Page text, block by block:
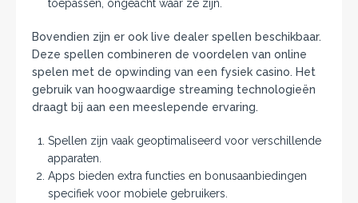
toepassen, ongeacht waar ze zijn.
Bovendien zijn er ook live dealer spellen beschikbaar.
Deze spellen combineren de voordelen van online
spelen met de opwinding van een fysiek casino. Het
gebruik van hoogwaardige streaming technologieën
draagt bij aan een meeslepende ervaring.
Spellen zijn vaak geoptimaliseerd voor verschillende
apparaten.
Apps bieden extra functies en bonusaanbiedingen
specifiek voor mobiele gebruikers.